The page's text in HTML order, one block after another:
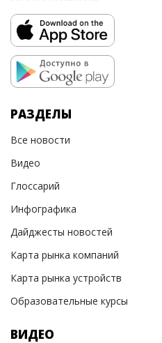
РАЗДЕЛЫ
Все новости
Видео
Глоссарий
Инфографика
Дайджесты новостей
Карта рынка компаний
Карта рынка устройств
Образовательные курсы
ВИДЕО